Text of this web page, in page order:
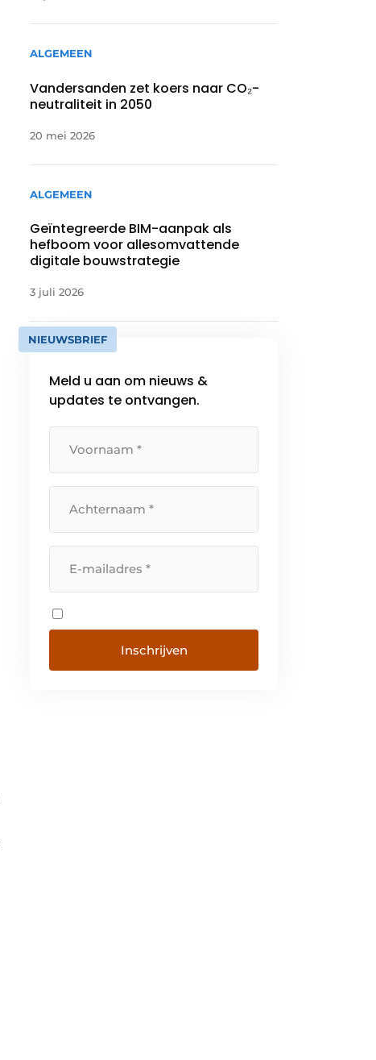
ALGEMEEN
Vandersanden zet koers naar CO₂-
neutraliteit in 2050
20 mei 2026
ALGEMEEN
Geïntegreerde BIM-aanpak als
hefboom voor allesomvattende
digitale bouwstrategie
3 juli 2026
NIEUWSBRIEF
Meld u aan om nieuws &
updates te ontvangen.